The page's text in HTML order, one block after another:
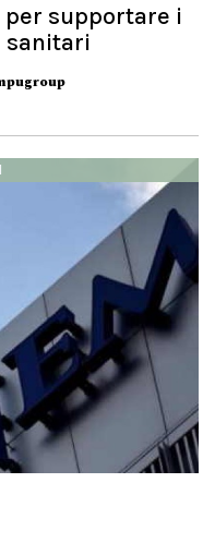
supportare i
sanitari